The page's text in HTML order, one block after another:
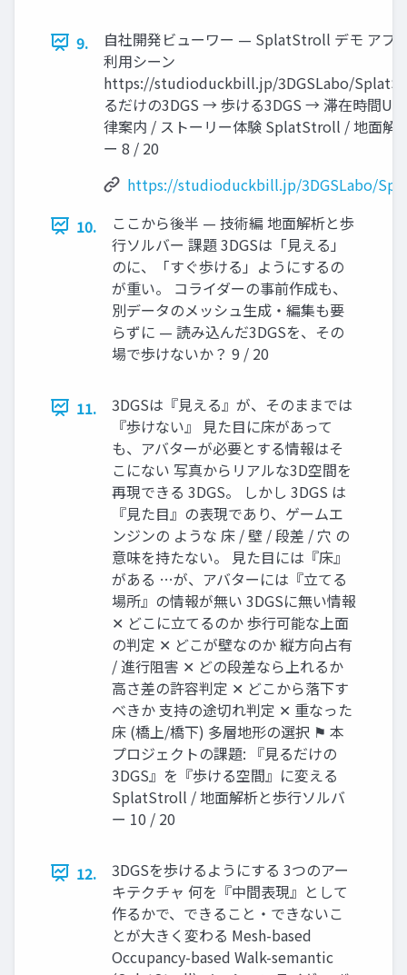
9.
自社開発ビューワー — SplatStroll デモ アプ
利用シーン
https://studioduckbill.jp/3DGSLabo/
るだけの3DGS → 歩ける3DGS → 滞在時間
律案内 / ストーリー体験 SplatStroll / 地面解
ー 8 / 20
https://studioduckbill.jp/3DGSLabo/
10.
ここから後半 — 技術編 地面解析と歩
行ソルバー 課題 3DGSは「見える」
のに、「すぐ歩ける」ようにするの
が重い。 コライダーの事前作成も、
別データのメッシュ生成・編集も要
らずに — 読み込んだ3DGSを、その
場で歩けないか？ 9 / 20
11.
3DGSは『見える』が、そのままでは
『歩けない』 見た目に床があって
も、アバターが必要とする情報はそ
こにない 写真からリアルな3D空間を
再現できる 3DGS。 しかし 3DGS は
『見た目』の表現であり、ゲームエ
ンジンの ような 床 / 壁 / 段差 / 穴 の
意味を持たない。 見た目には『床』
がある …が、アバターには『立てる
場所』の情報が無い 3DGSに無い情報
✕ どこに立てるのか 歩行可能な上面
の判定 ✕ どこが壁なのか 縦方向占有
/ 進行阻害 ✕ どの段差なら上れるか
高さ差の許容判定 ✕ どこから落下す
べきか 支持の途切れ判定 ✕ 重なった
床 (橋上/橋下) 多層地形の選択 ⚑ 本
プロジェクトの課題: 『見るだけの
3DGS』を『歩ける空間』に変える
SplatStroll / 地面解析と歩行ソルバ
ー 10 / 20
12.
3DGSを歩けるようにする 3つのアー
キテクチャ 何を『中間表現』として
作るかで、できること・できないこ
とが大きく変わる Mesh-based
Occupancy-based Walk-semantic